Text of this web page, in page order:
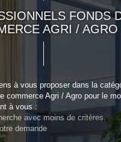
FONDS
AGRI / AGRO
à vous proposer dans la
commerce Agri / Agro pour le
à vous :
avec moins de critères.
demande